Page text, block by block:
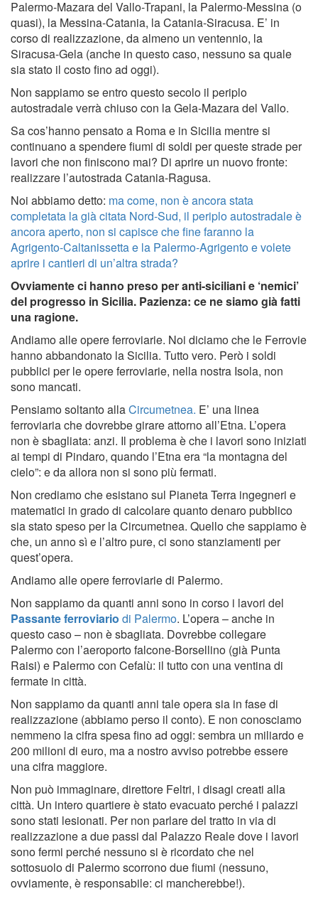
Palermo-Mazara del Vallo-Trapani, la Palermo-Messina (o
quasi), la Messina-Catania, la Catania-Siracusa. E’ in
corso di realizzazione, da almeno un ventennio, la
Siracusa-Gela (anche in questo caso, nessuno sa quale
sia stato il costo fino ad oggi).
Non sappiamo se entro questo secolo il periplo
autostradale verrà chiuso con la Gela-Mazara del Vallo.
Sa cos’hanno pensato a Roma e in Sicilia mentre si
continuano a spendere fiumi di soldi per queste strade per
lavori che non finiscono mai? Di aprire un nuovo fronte:
realizzare l’autostrada Catania-Ragusa.
Noi abbiamo detto: ma come, non è ancora stata
completata la già citata Nord-Sud, il periplo autostradale è
ancora aperto, non si capisce che fine faranno la
Agrigento-Caltanissetta e la Palermo-Agrigento e volete
aprire i cantieri di un’altra strada?
Ovviamente ci hanno preso per anti-siciliani e ‘nemici’
del progresso in Sicilia. Pazienza: ce ne siamo già fatti
una ragione.
Andiamo alle opere ferroviarie. Noi diciamo che le Ferrovie
hanno abbandonato la Sicilia. Tutto vero. Però i soldi
pubblici per le opere ferroviarie, nella nostra Isola, non
sono mancati.
Pensiamo soltanto allaCircumetnea. E’ una linea
ferroviaria che dovrebbe girare attorno all’Etna. L’opera
non è sbagliata: anzi. Il problema è che i lavori sono iniziati
ai tempi di Pindaro, quando l’Etna era “la montagna del
cielo”: e da allora non si sono più fermati.
Non crediamo che esistano sul Pianeta Terra ingegneri e
matematici in grado di calcolare quanto denaro pubblico
sia stato speso per la Circumetnea. Quello che sappiamo è
che, un anno sì e l’altro pure, ci sono stanziamenti per
quest’opera.
Andiamo alle opere ferroviarie di Palermo.
Non sappiamo da quanti anni sono in corso i lavori del
Passante ferroviario di Palermo. L’opera – anche in
questo caso – non è sbagliata. Dovrebbe collegare
Palermo con l’aeroporto falcone-Borsellino (già Punta
Raisi) e Palermo con Cefalù: il tutto con una ventina di
fermate in città.
Non sappiamo da quanti anni tale opera sia in fase di
realizzazione (abbiamo perso il conto). E non conosciamo
nemmeno la cifra spesa fino ad oggi: sembra un miliardo e
200 milioni di euro, ma a nostro avviso potrebbe essere
una cifra maggiore.
Non può immaginare, direttore Feltri, i disagi creati alla
città. Un intero quartiere è stato evacuato perché i palazzi
sono stati lesionati. Per non parlare del tratto in via di
realizzazione a due passi dal Palazzo Reale dove i lavori
sono fermi perché nessuno si è ricordato che nel
sottosuolo di Palermo scorrono due fiumi (nessuno,
ovviamente, è responsabile: ci mancherebbe!).